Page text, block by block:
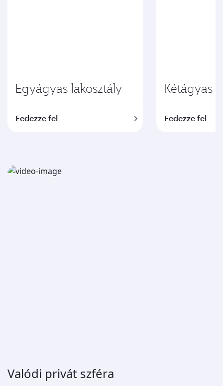
Egyágyas lakosztály
Fedezze fel
Kétágyas
Fedezze fel
Valódi privát szféra